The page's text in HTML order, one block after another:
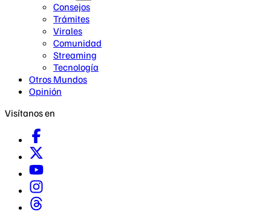
Consejos
Trámites
Virales
Comunidad
Streaming
Tecnología
Otros Mundos
Opinión
Visítanos en